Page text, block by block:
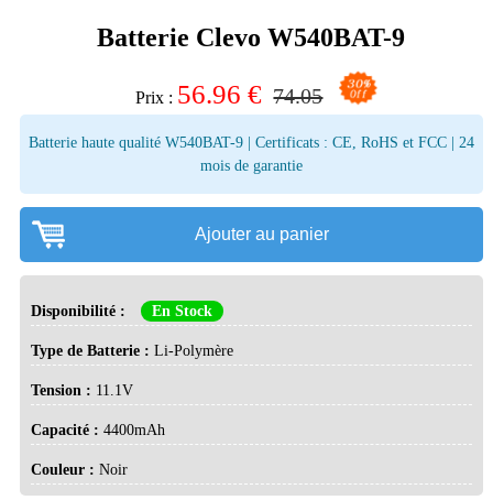
Batterie Clevo W540BAT-9
Prix : 56.96€ 74.05
Batterie haute qualité W540BAT-9 | Certificats : CE, RoHS et FCC | 24
mois de garantie
Ajouter au panier
Disponibilité : En Stock
Type de Batterie :Li-Polymère
Tension : 11.1V
Capacité :4400mAh
Couleur :Noir